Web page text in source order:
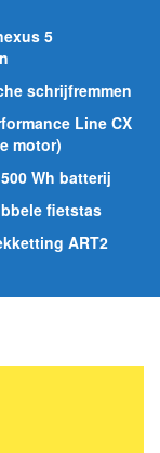
5
schrijfremmen
Line CX
motor)
Wh batterij
fietstas
ART2